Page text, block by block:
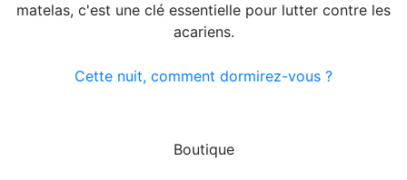
matelas, c'est une clé essentielle pour lutter contre les
acariens.
Cette nuit, comment dormirez-vous ?
Boutique